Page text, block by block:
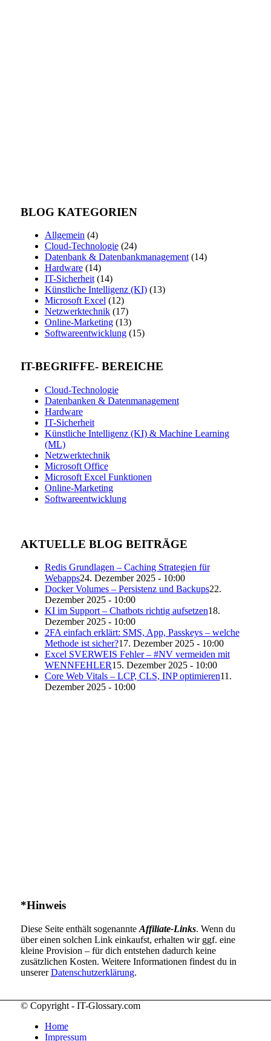
BLOG KATEGORIEN
Allgemein (4)
Cloud-Technologie(24)
Datenbank & Datenbankmanagement(14)
Hardware(14)
IT-Sicherheit(14)
Künstliche Intelligenz (KI)(13)
Microsoft Excel (12)
Netzwerktechnik(17)
Online-Marketing(13)
Softwareentwicklung(15)
IT-BEGRIFFE- BEREICHE
Cloud-Technologie
Datenbanken & Datenmanagement
Hardware
IT-Sicherheit
Künstliche Intelligenz (KI) & Machine Learning
(ML)
Netzwerktechnik
Microsoft Office
Microsoft Excel Funktionen
Online-Marketing
Softwareentwicklung
AKTUELLE BLOG BEITRÄGE
Redis Grundlagen – Caching Strategien für
Webapps24. Dezember 2025 - 10:00
Docker Volumes – Persistenz und Backups22.
Dezember 2025 - 10:00
KI im Support – Chatbots richtig aufsetzen18.
Dezember 2025 - 10:00
2FA einfach erklärt: SMS, App, Passkeys – welche
Methode ist sicher?17. Dezember 2025 - 10:00
Excel SVERWEIS Fehler – #NV vermeiden mit
WENNFEHLER15. Dezember 2025 - 10:00
Core Web Vitals – LCP, CLS, INP optimieren11.
Dezember 2025 - 10:00
*Hinweis
Diese Seite enthält sogenannte Affiliate-Links. Wenn du
über einen solchen Link einkaufst, erhalten wir ggf. eine
kleine Provision – für dich entstehen dadurch keine
zusätzlichen Kosten. Weitere Informationen findest du in
unsererDatenschutzerklärung.
© Copyright - IT-Glossary.com
Home
Impressum